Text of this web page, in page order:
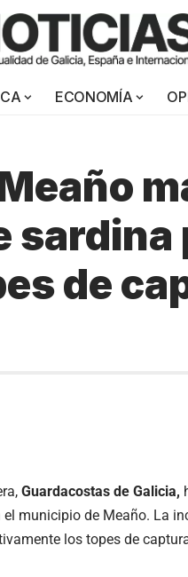
ECONOMÍA
sardina
de
Guardacostas de Galicia,
el municipio de Meaño. La
los topes de